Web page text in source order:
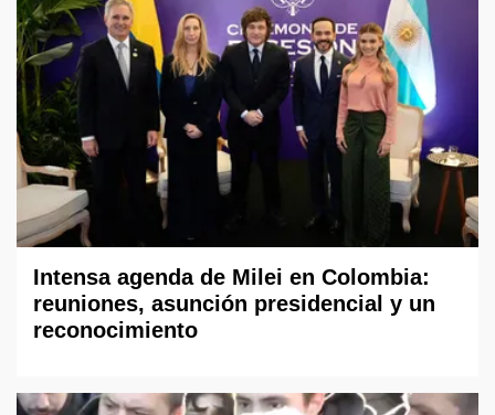
Intensa agenda de Milei en Colombia:
reuniones, asunción presidencial y un
reconocimiento